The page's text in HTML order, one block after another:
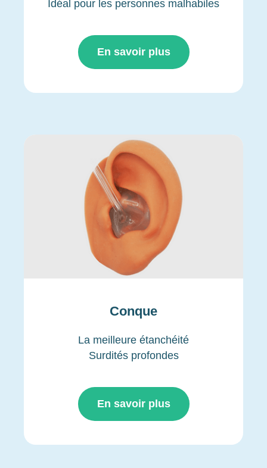
Idéal pour les personnes malhabiles
En savoir plus
Conque
La meilleure étanchéité
Surdités profondes
En savoir plus